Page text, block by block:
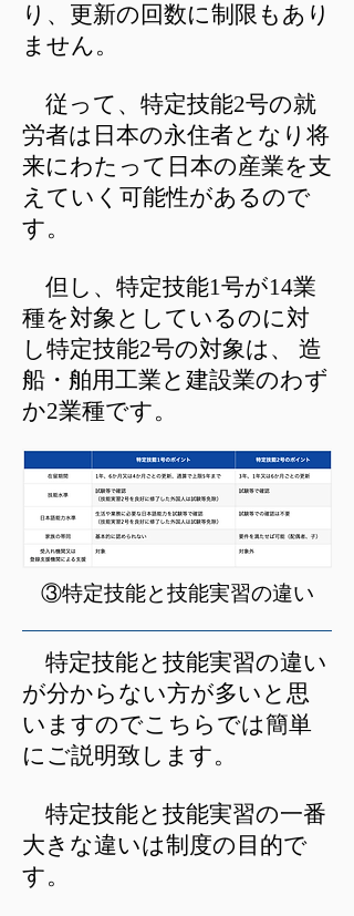
り、更新の回数に制限もあり
ません。
従って、特定技能2号の就
労者は日本の永住者となり将
来にわたって日本の産業を支
えていく可能性があるので
す。
但し、特定技能1号が14業
種を対象としているのに対
し特定技能2号の対象は、 造
船・舶用工業と建設業のわず
か2業種です。
​③特定技能と技能実習の違い
特定技能と技能実習の違い
が分からない方が多いと思
いますのでこちらでは簡単
にご説明致します。
特定技能と技能実習の一番
大きな違いは制度の目的で
す。